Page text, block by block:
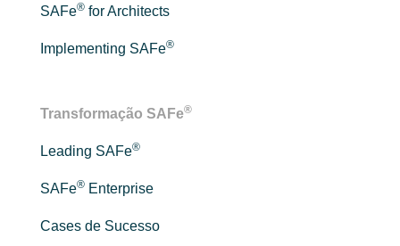
SAFe® for Architects
Implementing SAFe®
Transformação SAFe®
Leading SAFe®
SAFe® Enterprise
Cases de Sucesso